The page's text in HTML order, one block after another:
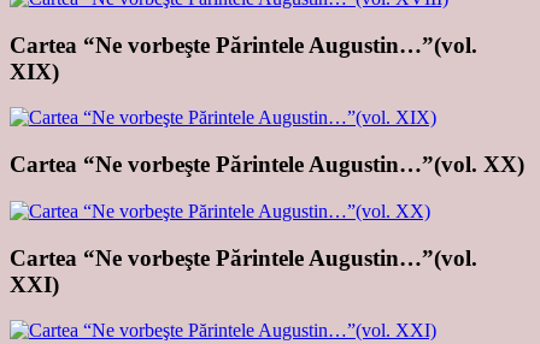
Cartea “Ne vorbeşte Părintele Augustin…”(vol.
XIX)
Cartea “Ne vorbeşte Părintele Augustin…”(vol. XX)
Cartea “Ne vorbeşte Părintele Augustin…”(vol.
XXI)